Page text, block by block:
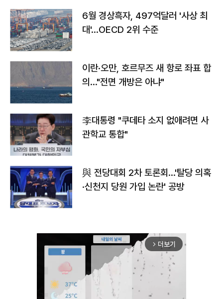
6월 경상흑자, 497억달러 '사상 최
대'…OECD 2위 수준
이란·오만, 호르무즈 새 항로 좌표 합
의…"전면 개방은 아냐"
李대통령 "쿠데타 소지 없애려면 사
관학교 통합"
與 전당대회 2차 토론회…'탈당 의혹
·신천지 당원 가입 논란' 공방
arrow_forward_ios 더보기